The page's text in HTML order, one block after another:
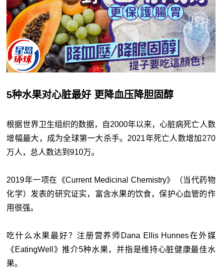
5种水果对心脏最好 更降血压降胆固醇
根据世界卫生组织的数据，自2000年以来，心脏病死亡人数
增幅最大，成为全球第一大杀手。2021年死亡人数增加270
万人，总人数达到910万。
2019年一项在《Current Medicinal Chemistry》（当代药物
化学）发表的研究证实，富含水果的饮食，保护心血管的作
用很强。
吃什么水果最好？注册营养师Dana Ellis Hunnes在外媒
《EatingWell》推介5种水果，并指是维持心脏健康最佳水
果。